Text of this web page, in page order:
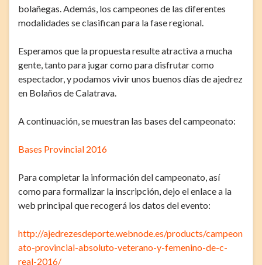
bolañegas. Además, los campeones de las diferentes
modalidades se clasifican para la fase regional.
Esperamos que la propuesta resulte atractiva a mucha
gente, tanto para jugar como para disfrutar como
espectador, y podamos vivir unos buenos días de ajedrez
en Bolaños de Calatrava.
A continuación, se muestran las bases del campeonato:
Bases Provincial 2016
Para completar la información del campeonato, así
como para formalizar la inscripción, dejo el enlace a la
web principal que recogerá los datos del evento:
http://ajedrezesdeporte.webnode.es/products/campeon
ato-provincial-absoluto-veterano-y-femenino-de-c-
real-2016/